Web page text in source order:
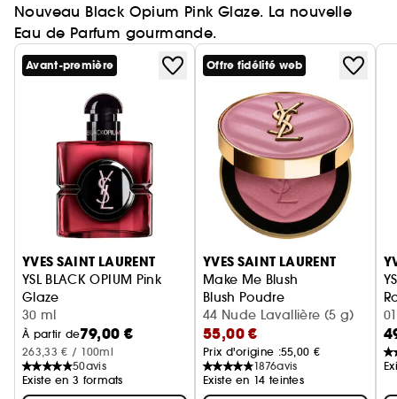
Nouveau Black Opium Pink Glaze. La nouvelle
Eau de Parfum gourmande.
Ignorer le carrousel produits
Avant-première
YVES SAINT LAURENT
YSL BLACK OPIUM Pink
Glaze
Eau de Parfum femme ambrée florale & note de fraise
30 ml
À partir de79,00 €
263,33 € / 100ml
50avis
Existe en 3 formats
Offre fidélité web
YVES SAINT LAURENT
Make Me Blush
Blush Poudre
44 Nude Lavallière (5 g)
55,00 €
Prix d'origine :55,00 €
1876avis
Existe en 14 teintes